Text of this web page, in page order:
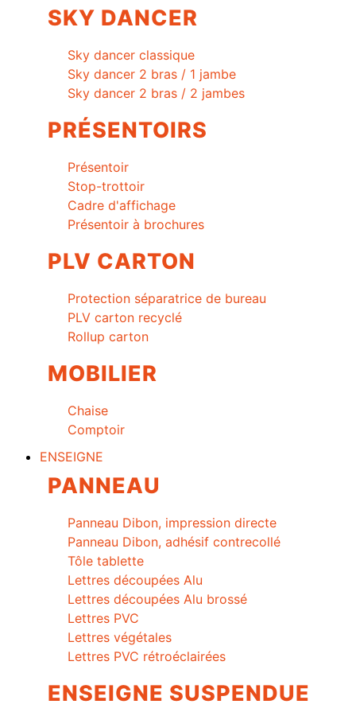
SKY DANCER
Sky dancer classique
Sky dancer 2 bras / 1 jambe
Sky dancer 2 bras / 2 jambes
PRÉSENTOIRS
Présentoir
Stop-trottoir
Cadre d'affichage
Présentoir à brochures
PLV CARTON
Protection séparatrice de bureau
PLV carton recyclé
Rollup carton
MOBILIER
Chaise
Comptoir
ENSEIGNE
PANNEAU
Panneau Dibon, impression directe
Panneau Dibon, adhésif contrecollé
Tôle tablette
Lettres découpées Alu
Lettres découpées Alu brossé
Lettres PVC
Lettres végétales
Lettres PVC rétroéclairées
ENSEIGNE SUSPENDUE